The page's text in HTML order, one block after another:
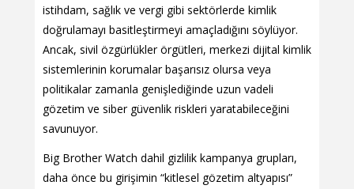
istihdam, sağlık ve vergi gibi sektörlerde kimlik
doğrulamayı basitleştirmeyi amaçladığını söylüyor.
Ancak, sivil özgürlükler örgütleri, merkezi dijital kimlik
sistemlerinin korumalar başarısız olursa veya
politikalar zamanla genişlediğinde uzun vadeli
gözetim ve siber güvenlik riskleri yaratabileceğini
savunuyor.
Big Brother Watch dahil gizlilik kampanya grupları,
daha önce bu girişimin “kitlesel gözetim altyapısı”